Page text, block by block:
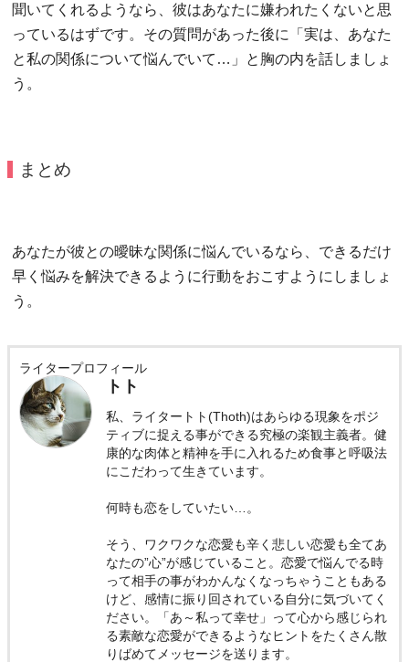
聞いてくれるようなら、彼はあなたに嫌われたくないと思
っているはずです。その質問があった後に「実は、あなた
と私の関係について悩んでいて…」と胸の内を話しましょ
う。
まとめ
あなたが彼との曖昧な関係に悩んでいるなら、できるだけ
早く悩みを解決できるように行動をおこすようにしましょ
う。
ライタープロフィール
トト
私、ライタートト(Thoth)はあらゆる現象をポジ
ティブに捉える事ができる究極の楽観主義者。健
康的な肉体と精神を手に入れるため食事と呼吸法
にこだわって生きています。
何時も恋をしていたい…。
そう、ワクワクな恋愛も辛く悲しい恋愛も全てあ
なたの”心”が感じていること。恋愛で悩んでる時
って相手の事がわかんなくなっちゃうこともある
けど、感情に振り回されている自分に気づいてく
ださい。「あ～私って幸せ」って心から感じられ
る素敵な恋愛ができるようなヒントをたくさん散
りばめてメッセージを送ります。